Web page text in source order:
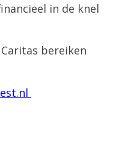
in de knel
bereiken